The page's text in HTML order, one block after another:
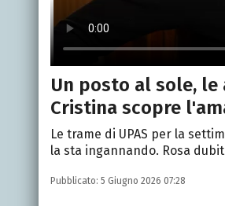
Un posto al sole,
Cristina scopre
Le trame di UPAS per la
la sta ingannando. Rosa
Pubblicato: 5 Giugno 2026 07:28